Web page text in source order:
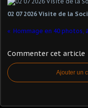
02 07 2026 Visite de la
Commenter cet article
Ajouter un